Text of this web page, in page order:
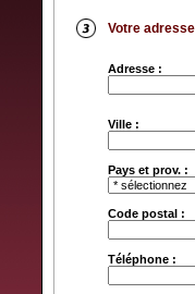
Votre adresse
Adresse :
Ville :
Pays et prov. :
Code postal :
Téléphone :